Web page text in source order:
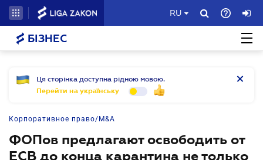
RU
БІЗНЕС
Ця сторінка доступна рідною мовою.
Перейти на українську
Корпоративное право/M&A
ФОПов предлагают освободить от
ЕСВ до конца карантина не только